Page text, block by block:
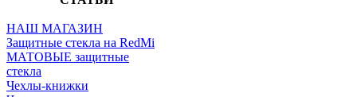
НАШ МАГАЗИН
Защитные стекла на RedMi
МАТОВЫЕ защитные
стекла
Чехлы-книжки